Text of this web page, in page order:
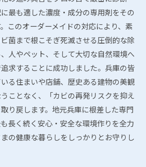
最も適した濃度・成分の専用剤をその
このオーダーメイドの対応により、素
菌まで根こそぎ死滅させる圧倒的な除
人やペット、そして大切な自然環境へ
求することに成功しました。兵庫の皆
る住まいや店舗、歴史ある建物の美観
ことなく、「カビの再発リスクを抑え
り戻します。地元兵庫に根差した専門
長く続く安心・安全な環境作りを全力
の健康な暮らしをしっかりとお守りし